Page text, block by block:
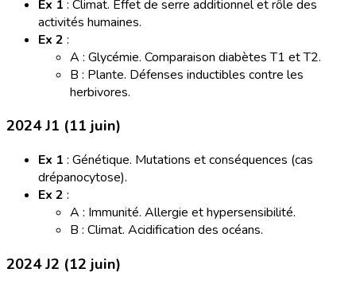
Ex 1 : Climat. Effet de serre additionnel et rôle des
activités humaines.
Ex 2 :
A : Glycémie. Comparaison diabètes T1 et T2.
B : Plante. Défenses inductibles contre les
herbivores.
2024 J1 (11 juin)
Ex 1 : Génétique. Mutations et conséquences (cas
drépanocytose).
Ex 2 :
A : Immunité. Allergie et hypersensibilité.
B : Climat. Acidification des océans.
2024 J2 (12 juin)